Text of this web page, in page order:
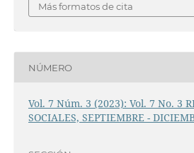
Más formatos de cita
NÚMERO
Vol. 7 Núm. 3 (2023): Vol. 7 No. 3
SOCIALES, SEPTIEMBRE -